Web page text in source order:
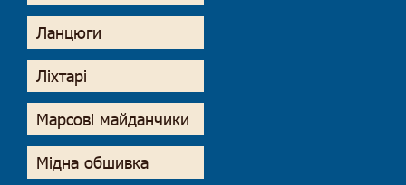
Ланцюги
Ліхтарі
Марсові майданчики
Мідна обшивка